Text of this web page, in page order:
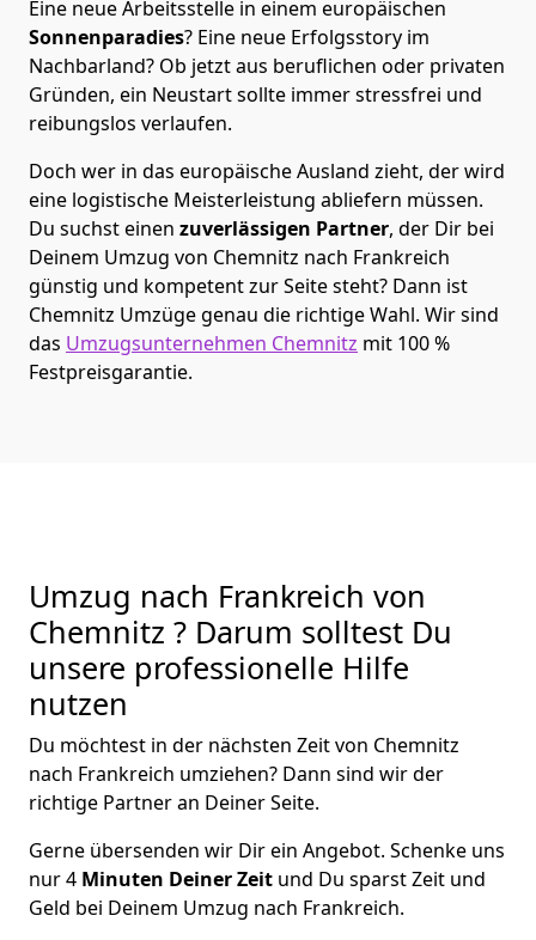
Eine neue Arbeitsstelle in einem europäischen
Sonnenparadies? Eine neue Erfolgsstory im
Nachbarland? Ob jetzt aus beruflichen oder privaten
Gründen, ein Neustart sollte immer stressfrei und
reibungslos verlaufen.
Doch wer in das europäische Ausland zieht, der wird
eine logistische Meisterleistung abliefern müssen.
Du suchst einen zuverlässigen Partner, der Dir bei
Deinem Umzug von Chemnitz nach Frankreich
günstig und kompetent zur Seite steht? Dann ist
Chemnitz Umzügegenau die richtige Wahl. Wir sind
das Umzugsunternehmen Chemnitz mit 100 %
Festpreisgarantie.
Umzug nach Frankreich von
Chemnitz ? Darum solltest Du
unsere professionelle Hilfe
nutzen
Du möchtest in der nächsten Zeit von Chemnitz
nach Frankreich umziehen? Dann sind wir der
richtige Partner an Deiner Seite.
Gerne übersenden wir Dir ein Angebot. Schenke uns
nur4 Minuten Deiner Zeit und Du sparst Zeit und
Geld bei Deinem Umzug nach Frankreich.